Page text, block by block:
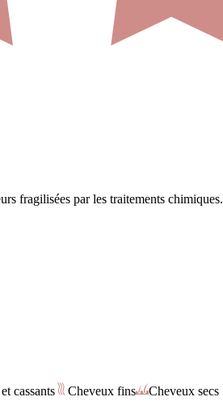
fragilisées par les traitements chimiques.
cassants Cheveux fins Cheveux secs